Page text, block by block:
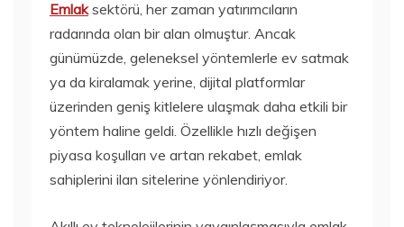
Emlaksektörü, her zaman yatırımcıların
radarında olan bir alan olmuştur. Ancak
günümüzde, geleneksel yöntemlerle ev satmak
ya da kiralamak yerine, dijital platformlar
üzerinden geniş kitlelere ulaşmak daha etkili bir
yöntem haline geldi. Özellikle hızlı değişen
piyasa koşulları ve artan rekabet, emlak
sahiplerini ilan sitelerine yönlendiriyor.